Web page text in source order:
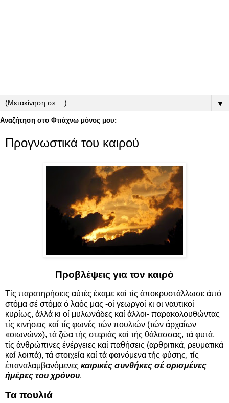
▼
Αναζήτηση στο Φτιάχνω μόνος μου:
Προγνωστικά του καιρού
Προβλέψεις για τον καιρό
Τίς παρατηρήσεις αύτές έκαμε καί τίς άποκρυστάλλωσε άπό
στόμα σέ στόμα ό λαός μας -οί γεωργοί κι οι ναυτικοί
κυρίως, άλλά κι οί μυλωνάδες καί άλλοι- παρακολουθώντας
τίς κινήσεις καί τίς φωνές τών πουλιών (τών άρχαίων
«οιωνών»), τά ζώα τής στεριάς καί τής θάλασσας, τά φυτά,
τίς άνθρώπινες ένέργειες καί παθήσεις (αρθριτικά, ρευματικά
καί λοιπά), τά στοιχεία καί τά φαινόμενα τής φύσης, τίς
έπαναλαμβανόμενες καιρικές συνθήκες σέ ορισμένες
ήμέρες του χρόνου.
Τα πουλιά